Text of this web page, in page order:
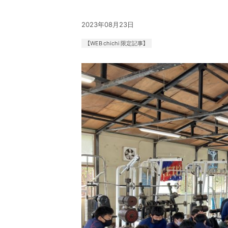
2023年08月23日
【WEB chichi 限定記事】